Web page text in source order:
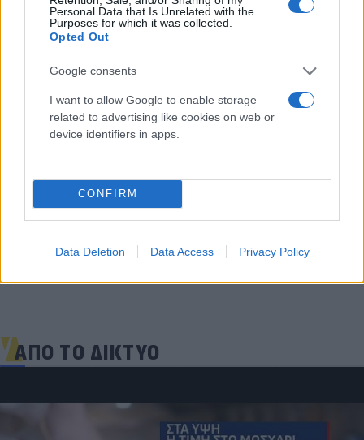
Personal Data that Is Unrelated with the
Purposes for which it was collected.
Opted Out
Google consents
I want to allow Google to enable storage
related to advertising like cookies on web or
device identifiers in apps.
CONFIRM
Data Deletion Data Access Privacy Policy
Flash.grστην αναζήτηση τηςGoogle
Ελλάδα ΕΚΑΒ
ΑΠΟ ΤΟ ΔΙΚΤΥΟ